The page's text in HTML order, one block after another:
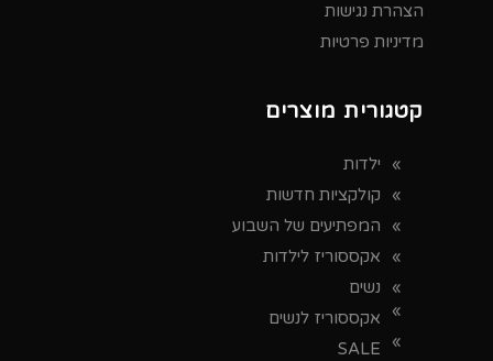
הצהרת נגישות
מדיניות פרטיות
קטגורית מוצרים
ילדות
קולקציות חדשות
המפתיעים של השבוע
אקססוריז לילדות
נשים
אקססוריז לנשים
SALE